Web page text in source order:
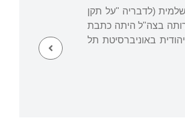
(לדבריה "על תקן
זה בסרטו של אמיר גרא "ילדי הצוללת" (1998). בתקופת שירותה בצה"ל היתה כתבת
באוניברסיטת תל